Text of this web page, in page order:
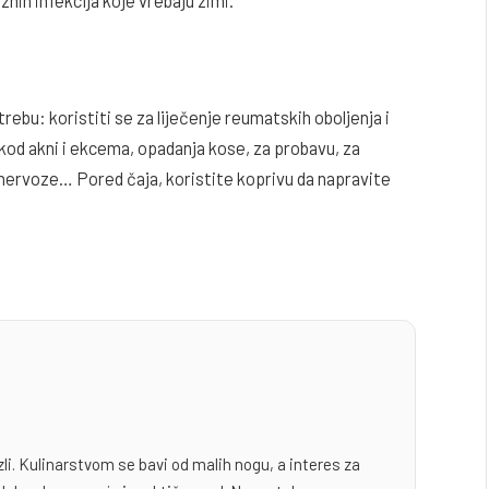
koristiti se za liječenje reumatskih oboljenja i
akni i ekcema, opadanja kose, za probavu, za
Pored čaja, koristite koprivu da napravite
Kulinarstvom se bavi od malih nogu, a interes za